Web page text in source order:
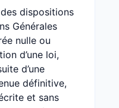
des dispositions
Générales
nulle ou
d’une loi,
d’une
définitive,
et sans